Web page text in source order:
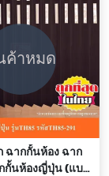
ค้าหมด
ก ฉากกั้นห้อง ฉาก
กั้นห้องญี่ปุ่น (แบบ